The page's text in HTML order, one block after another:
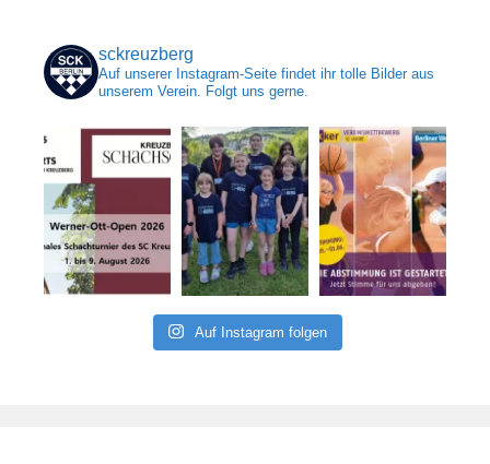
sckreuzberg
Auf unserer Instagram-Seite findet ihr tolle Bilder aus
unserem Verein. Folgt uns gerne.
Auf Instagram folgen